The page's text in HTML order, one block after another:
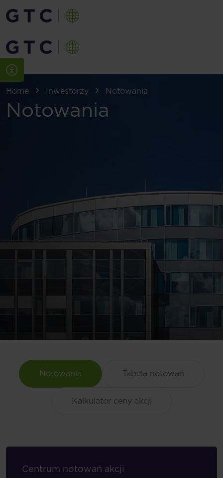
Home Inwestorzy Notowania
Notowania
Notowania Tabela notowań
Kalkulator ceny akcji
Centrum notowań akcji